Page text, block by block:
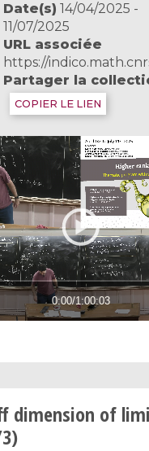
Date(s) 14/04/2025 -
11/07/2025
URL associée
https://
Partager la
COPIER LE LIEN
dimension of